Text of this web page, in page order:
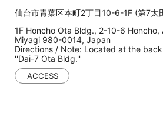
仙台市青葉区本町2丁目10-6-1F (第7太
1F Honcho Ota Bldg., 2-10-6 Honcho,
Miyagi 980-0014, Japan
Directions / Note: Located at the
''Dai-7 Ota Bldg.''
ACCESS